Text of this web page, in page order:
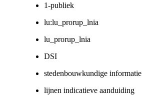
1-publiek
lu:lu_prorup_lnia
lu_prorup_lnia
DSI
stedenbouwkundige informatie
lijnen indicatieve aanduiding